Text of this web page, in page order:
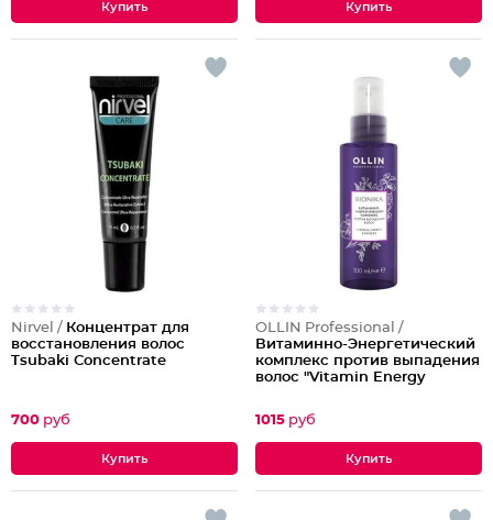
Nirvel / Концентрат для
восстановления волос
Tsubaki Concentrate
700 руб
OLLIN Professional /
Витаминно-Энергетический
комплекс против выпадения
волос "Vitamin Energy
1015 руб